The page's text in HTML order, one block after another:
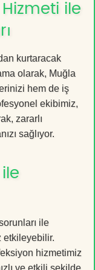
ile
kurtaracak
olarak, Muğla
hem de iş
ekibimiz,
zararlı
sağlıyor.
ile
etkileyebilir.
hizmetimiz
ve etkili şekilde